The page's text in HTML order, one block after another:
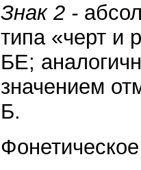
Знак 2 -
типа «черт и
БЕ;
значением
Б.